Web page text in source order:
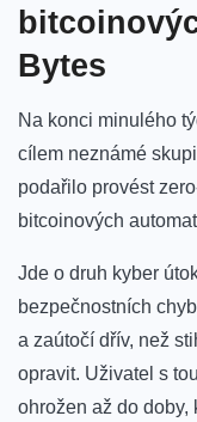
Bytes
Na konci minulého
cílem neznámé
podařilo provést
bitcoinových
Jde o druh kyber
bezpečnostních
a zaútočí dřív, než
opravit. Uživatel s
ohrožen až do doby,